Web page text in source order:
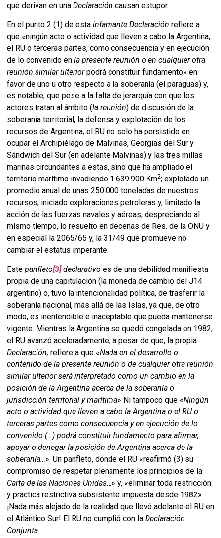
que derivan en una Declaración causan estupor.
En el punto 2 (1) de esta infamante Declaración refiere a
que «ningún acto o actividad que lleven a cabo la Argentina,
el RU o terceras partes, como consecuencia y en ejecución
de lo convenido en la presente reunión o en cualquier otra
reunión similar ulteriorpodrá constituir fundamento» en
favor de uno u otro respecto a la soberanía (el paraguas) y,
es notable, que pese a la falta de jerarquía con que los
actores tratan al ámbito (la reunión) de discusión de la
soberanía territorial, la defensa y explotación de los
recursos de Argentina, el RU no solo ha persistido en
ocupar el Archipiélago de Malvinas, Georgias del Sur y
Sándwich del Sur (en adelante Malvinas) y las tres millas
marinas circundantes a estas, sino que ha ampliado el
territorio marítimo invadiendo 1.639.900 Km2; explotado un
promedio anual de unas 250.000 toneladas de nuestros
recursos; iniciado exploraciones petroleras y, limitado la
acción de las fuerzas navales y aéreas, despreciando al
mismo tiempo, lo resuelto en decenas de Res. de la ONU y
en especial la 2065/65 y, la 31/49 que promueve no
cambiar el estatus imperante.
Este panfleto[3]declarativo es de una debilidad manifiesta
propia de una capitulación (la moneda de cambio del J14
argentino) o, tuvo la intencionalidad política, de trasferir la
soberanía nacional, más allá de las Islas, ya que, de otro
modo, es inentendible e inaceptable que pueda mantenerse
vigente. Mientras la Argentina se quedó congelada en 1982,
el RU avanzó aceleradamente; a pesar de que, la propia
Declaración, refiere a que «Nada en el desarrollo o
contenido de la presente reunión o de cualquier otra reunión
similar ulterior será interpretado como un cambio en la
posición de la Argentina acerca de la soberanía o
jurisdicción territorial y marítima» Ni tampoco que «Ningún
acto o actividad que lleven a cabo la Argentina o el RU o
terceras partes como consecuencia y en ejecución de lo
convenido (…) podrá constituir fundamento para afirmar,
apoyar o denegar la posición de Argentina acerca de la
soberanía…». Un panfleto, donde el RU «reafirmó (3) su
compromiso de respetar plenamente los principios de la
Carta de las Naciones Unidas…» y, «eliminar toda restricción
y práctica restrictiva subsistente impuesta desde 1982»
¡Nada más alejado de la realidad que llevó adelante el RU en
el Atlántico Sur! El RU no cumplió con la Declaración
Conjunta.